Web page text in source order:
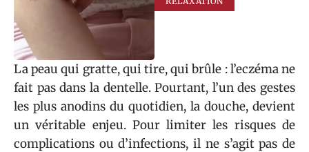
La peau qui gratte, qui tire, qui brûle : l’eczéma ne
fait pas dans la dentelle. Pourtant, l’un des gestes
les plus anodins du quotidien, la douche, devient
un véritable enjeu. Pour limiter les risques de
complications ou d’infections, il ne s’agit pas de